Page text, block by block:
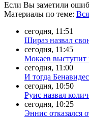
Если Вы заметили
Материалы по теме:
сегодня, 11:51
Шираз назвал
сегодня, 11:45
Мокаев выступит
сегодня, 11:00
И тогда
сегодня, 10:50
Руис назвал
сегодня, 10:25
Эннис отказался